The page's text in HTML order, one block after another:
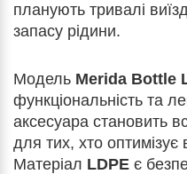
планують тривалі
запасу рідини.
Модель Merida Bottle
функціональність та
аксесуара становить
для тих, хто
Матеріал LDPE є